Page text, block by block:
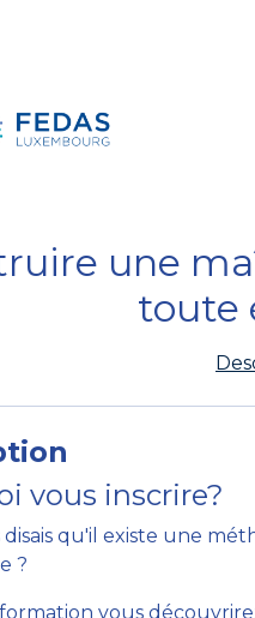
une
toute
vous inscrire?
disais qu'il existe une
?
vous